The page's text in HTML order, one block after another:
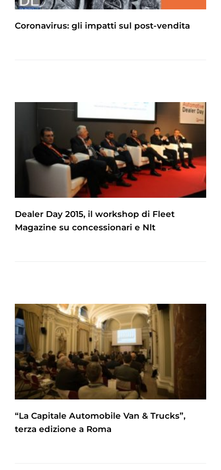
Coronavirus: gli impatti sul post-vendita
Dealer Day 2015, il workshop di Fleet
Magazine su concessionari e Nlt
“La Capitale Automobile Van & Trucks”,
terza edizione a Roma